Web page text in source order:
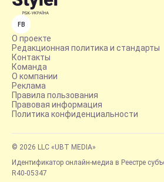
FB
О проекте
Редакционная политика и стандарты
Контакты
Команда
О компании
Реклама
Правила пользования
Правовая информация
Политика конфиденциальности
© 2026 LLC «UBT MEDIA»
Идентификатор онлайн-медиа в Реестре
R40-05347